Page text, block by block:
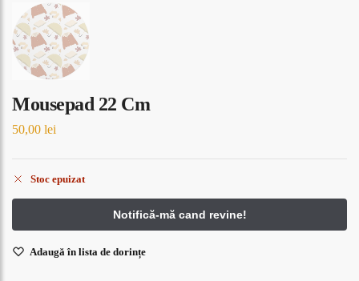
Mousepad 22 Cm
50,00 lei
Stoc epuizat
Adaugă în lista de dorințe